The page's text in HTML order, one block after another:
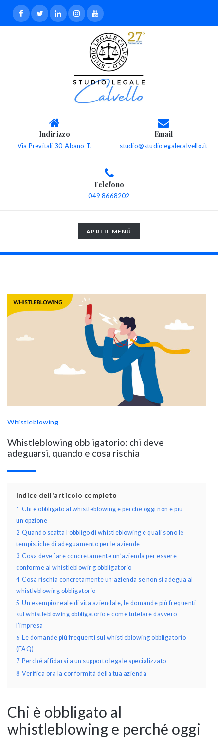
Indirizzo
Via Previtali 30-Abano T.
Email
studio@studiolegalecalvello.it
Telefono
049 8668202
TOGGLE
NAVIGATION
APRI IL MENÚ
Whistleblowing
Whistleblowing obbligatorio: chi deve
adeguarsi, quando e cosa rischia
Indice dell'articolo completo
1 Chi è obbligato al whistleblowing e perché oggi non è più
un’opzione
2 Quando scatta l’obbligo di whistleblowing e quali sono le
tempistiche di adeguamento per le aziende
3 Cosa deve fare concretamente un’azienda per essere
conforme al whistleblowing obbligatorio
4 Cosa rischia concretamente un’azienda se non si adegua al
whistleblowing obbligatorio
5 Un esempio reale di vita aziendale, le domande più frequenti
sul whistleblowing obbligatorio e come tutelare davvero
l’impresa
6 Le domande più frequenti sul whistleblowing obbligatorio
(FAQ)
7 Perché affidarsi a un supporto legale specializzato
8 Verifica ora la conformità della tua azienda
Chi è obbligato al
whistleblowing e perché oggi